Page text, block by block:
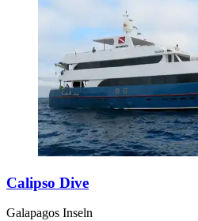
Calipso Dive
Galapagos Inseln